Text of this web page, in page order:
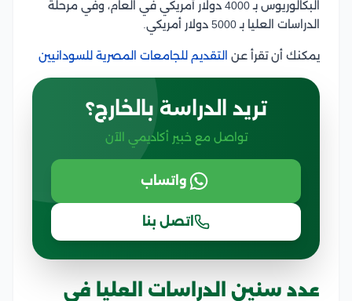
البكالوريوس بـ 4000 دولار أمريكي في العام، وفي مرحلة
الدراسات العليا بـ 5000 دولار أمريكي.
يمكنك أن تقرأ عن التقديم للجامعات المصرية للسودانيين
تريد الدراسة بالخارج؟
تواصل مع خبير أكاديمي الآن
واتساب
اتصل بنا
عدد سنين الدراسات العليا في